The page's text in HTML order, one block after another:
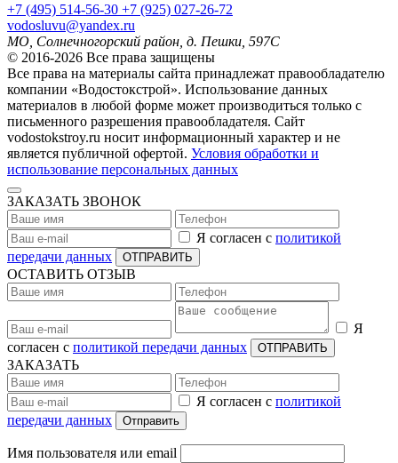
+7 (495) 514-56-30 +7 (925) 027-26-72
vodosluvu@yandex.ru
МО, Солнечногорский район, д. Пешки, 597С
© 2016-2026 Все права защищены
Все права на материалы сайта принадлежат правообладателю
компании «Водостокстрой». Использование данных
материалов в любой форме может производиться только с
письменного разрешения правообладателя. Сайт
vodostokstroy.ru носит информационный характер и не
является публичной офертой. Условия обработки и
использование персональных данных
ЗАКАЗАТЬ ЗВОНОК
Я согласен с политикой
передачи данных
ОТПРАВИТЬ
ОСТАВИТЬ ОТЗЫВ
Я
согласен с политикой передачи данных ОТПРАВИТЬ
ЗАКАЗАТЬ
Я согласен с политикой
передачи данных
Отправить
Имя пользователя или email